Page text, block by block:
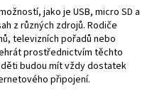
jako je USB, micro SD a
z různých zdrojů. Rodiče
televizních pořadů nebo
prostřednictvím těchto
budou mít vždy dostatek
připojení.